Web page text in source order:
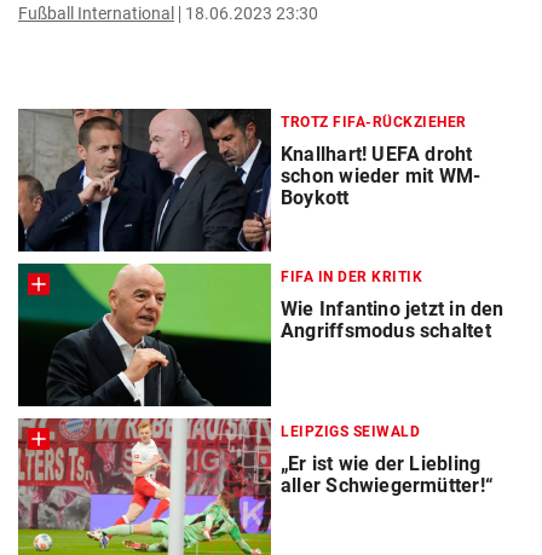
Fußball International 18.06.2023 23:30
TROTZ FIFA-RÜCKZIEHER
Knallhart! UEFA droht
schon wieder mit WM-
Boykott
FIFA IN DER KRITIK
Wie Infantino jetzt in den
Angriffsmodus schaltet
LEIPZIGS SEIWALD
„Er ist wie der Liebling
aller Schwiegermütter!“